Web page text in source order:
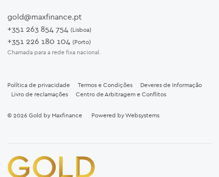
gold@maxfinance.pt
+351 263 854 754 (Lisboa)
+351 226 180 104 (Porto)
Chamada para a rede fixa nacional.
Política de privacidade Termos e Condições
Deveres de Informação
Livro de reclamações
Centro de Arbitragem e Conflitos
© 2026 Gold by Maxfinance Powered byWebsystems